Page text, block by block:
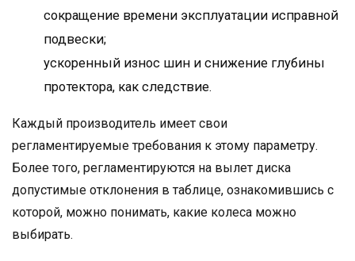
сокращение времени эксплуатации исправной
подвески;
ускоренный износ шин и снижение глубины
протектора, как следствие.
Каждый производитель имеет свои
регламентируемые требования к этому параметру.
Более того, регламентируются на вылет диска
допустимые отклонения в таблице, ознакомившись с
которой, можно понимать, какие колеса можно
выбирать.